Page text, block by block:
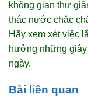
không gian thư
thác nước chắc
Hãy xem xét việc
hưởng những giây
ngày.
Bài liên quan